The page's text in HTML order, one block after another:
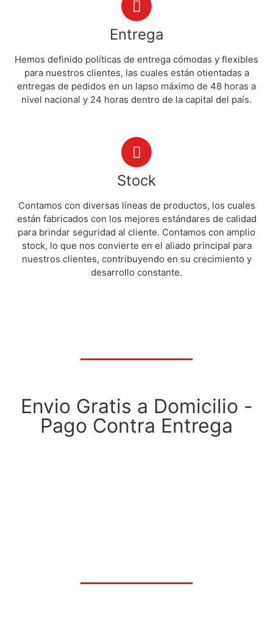
Entrega
Hemos definido políticas de entrega cómodas y flexibles
para nuestros clientes, las cuales están otientadas a
entregas de pedidos en un lapso máximo de 48 horas a
nivel nacional y 24 horas dentro de la capital del país.
Stock
Contamos con diversas líneas de productos, los cuales
están fabricados con los mejores estándares de calidad
para brindar seguridad al cliente. Contamos con amplio
stock, lo que nos convierte en el aliado principal para
nuestros clientes, contribuyendo en su crecimiento y
desarrollo constante.
Envio Gratis a Domicilio -
Pago Contra Entrega